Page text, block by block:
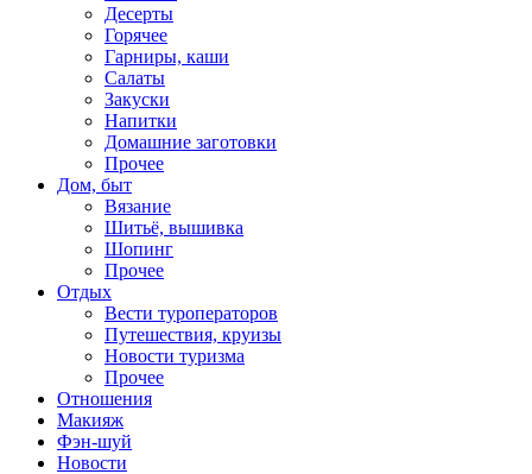
Десерты
Горячее
Гарниры, каши
Салаты
Закуски
Напитки
Домашние заготовки
Прочее
Дом, быт
Вязание
Шитьё, вышивка
Шопинг
Прочее
Отдых
Вести туроператоров
Путешествия, круизы
Новости туризма
Прочее
Отношения
Макияж
Фэн-шуй
Новости